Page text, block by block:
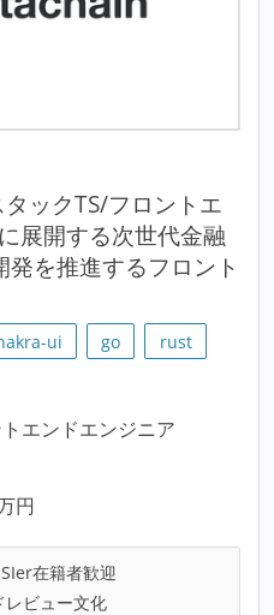
ックTS/フロントエ
展開する次世代金融
を推進するフロント
ui go
rust
エンドエンジニア
円
SIer在籍者歓迎
レビュー文化